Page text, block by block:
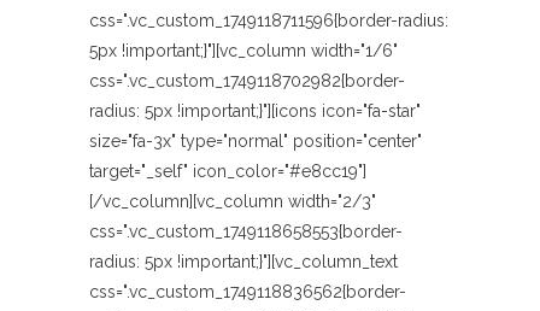
css=".vc_custom_1749118711596{border-radius:
5px !important;}"][vc_column width="1/6"
css=".vc_custom_1749118702982{border-
radius: 5px !important;}"][icons icon="fa-star"
size="fa-3x" type="normal" position="center"
target="_self" icon_color="#e8cc19"]
[/vc_column][vc_column width="2/3"
css=".vc_custom_1749118658553{border-
radius: 5px !important;}"][vc_column_text
css=".vc_custom_1749118836562{border-